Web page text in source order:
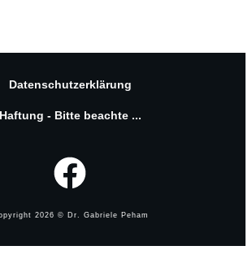
Datenschutzerklärung
Haftung - Bitte beachte ...
2026 © Dr. Gabriele Peham